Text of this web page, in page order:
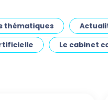
thématiques
Le cabinet